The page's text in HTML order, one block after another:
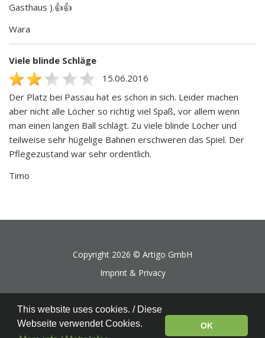
Gasthaus ).👍👍
Wara
Viele blinde Schläge
15.06.2016
Der Platz bei Passau hat es schon in sich. Leider machen
aber nicht alle Löcher so richtig viel Spaß, vor allem wenn
man einen langen Ball schlägt. Zu viele blinde Löcher und
teilweise sehr hügelige Bahnen erschweren das Spiel. Der
Pflegezustand war sehr ordentlich.
Timo
Copyright 2026 © Artigo GmbH
Imprint & Privacy
This website uses cookies. / Diese
Webseite verwendet Cookies.
OK